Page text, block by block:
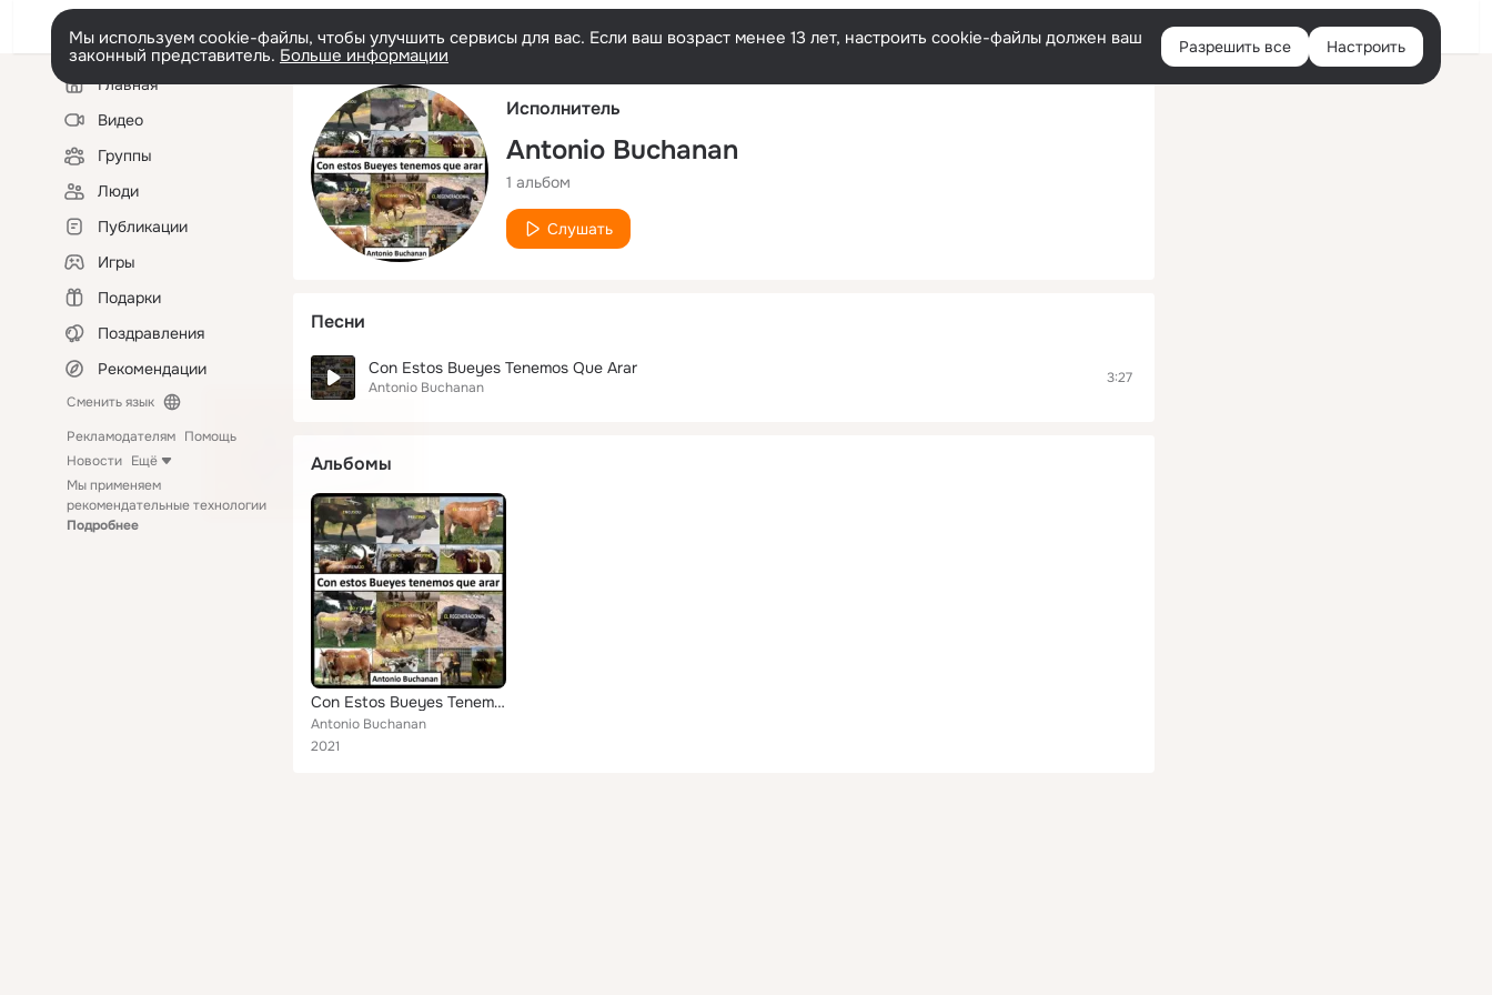
Русский Войти
Мы используем cookie-файлы, чтобы улучшить сервисы для вас. Если ваш возраст менее 13 лет, настроить cookie-файлы должен ваш
законный представитель. Больше информации Разрешить все Настроить
Левая
колонкаГлавная
Видео
Группы
Люди
Публикации
Игры
Подарки
Поздравления
Рекомендации
Сменить язык
Рекламодателям Помощь
Новости Ещё
Мы применяем
рекомендательные технологии
Подробнее
Исполнитель
Antonio Buchanan
1 альбом
Слушать
Песни
Con Estos Bueyes Tenemos Que Arar
Antonio Buchanan
3:27
Альбомы
Con Estos Bueyes Tenemos Que Arar
Antonio Buchanan
2021